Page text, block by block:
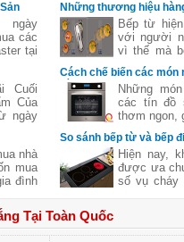
ngày
các
tại
hấp
Cuối
Của
ngày
nhà
mua
đình
chất
ý cho
Nam
Những thương hiệu
vùng nấu linh hoạt
Bếp từ
với người
vì thế mà
bếp từ
nhiên
Cách chế biến các
bằng lò nướngNhững
các tín đồ
thơm ngon,
nhưng lại
giữ
của thực
giúp bạn
ngon khác
nhiều công
So sánh bếp từ và bếp
Hiện nay,
được ưa
số vụ cháy
riêng. Bài
Tại Toàn Quốc